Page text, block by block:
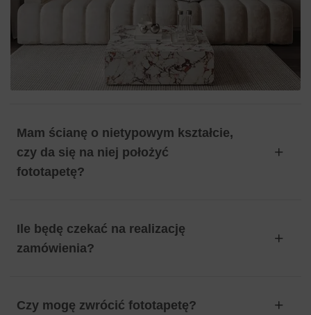
Mam ścianę o nietypowym kształcie,
czy da się na niej położyć
fototapetę?
Ile będę czekać na realizację
zamówienia?
Czy mogę zwrócić fototapetę?